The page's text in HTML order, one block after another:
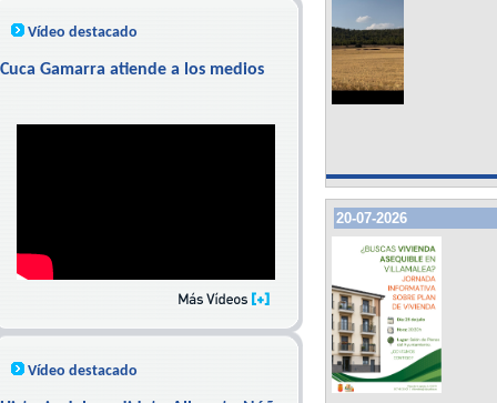
Vídeo destacado
Cuca Gamarra atiende a los medios
Vídeo destacado
20-07-2026